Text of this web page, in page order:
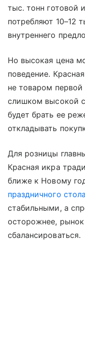
тыс. тонн готовой
потребляют 10–12
внутреннего
Но высокая цена
поведение.
не товаром
слишком высокой
будет брать ее
откладывать
Для розницы
Красная икра
ближе к Новому
праздничного стола
стабильными, а
осторожнее,
сбалансироваться.